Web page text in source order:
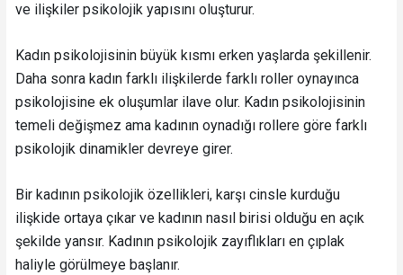
ve ilişkiler psikolojik yapısını oluşturur.
Kadın psikolojisinin büyük kısmı erken yaşlarda şekillenir.
Daha sonra kadın farklı ilişkilerde farklı roller oynayınca
psikolojisine ek oluşumlar ilave olur. Kadın psikolojisinin
temeli değişmez ama kadının oynadığı rollere göre farklı
psikolojik dinamikler devreye girer.
Bir kadının psikolojik özellikleri, karşı cinsle kurduğu
ilişkide ortaya çıkar ve kadının nasıl birisi olduğu en açık
şekilde yansır. Kadının psikolojik zayıflıkları en çıplak
haliyle görülmeye başlanır.